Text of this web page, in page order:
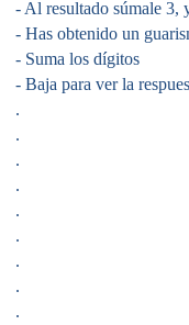
- Al resultado súmale 3,
- Has obtenido un
- Suma los dígitos
- Baja para ver la
.
.
.
.
.
.
.
.
.